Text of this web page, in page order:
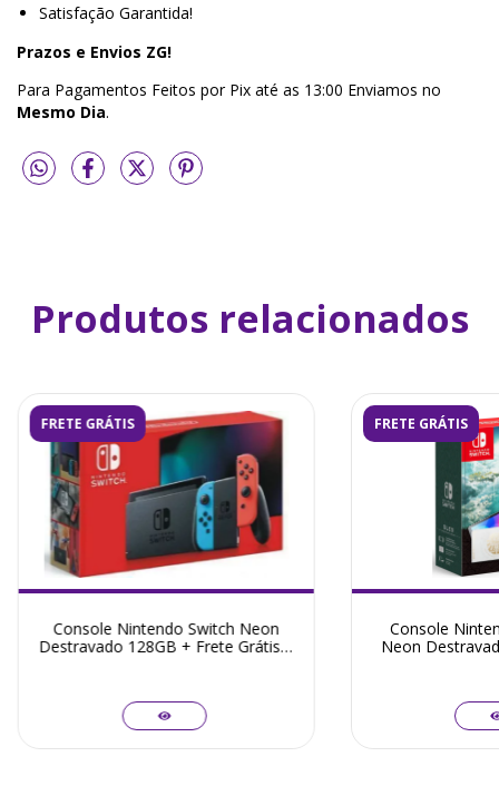
Satisfação Garantida!
Prazos e Envios ZG!
Para Pagamentos Feitos por Pix até as 13:00 Enviamos no
Mesmo Dia.
Produtos relacionados
FRETE GRÁTIS
Console Nintendo Switch Neon
Destravado 128GB + Frete Grátis +
FRETE GRÁTIS
Console
Neon